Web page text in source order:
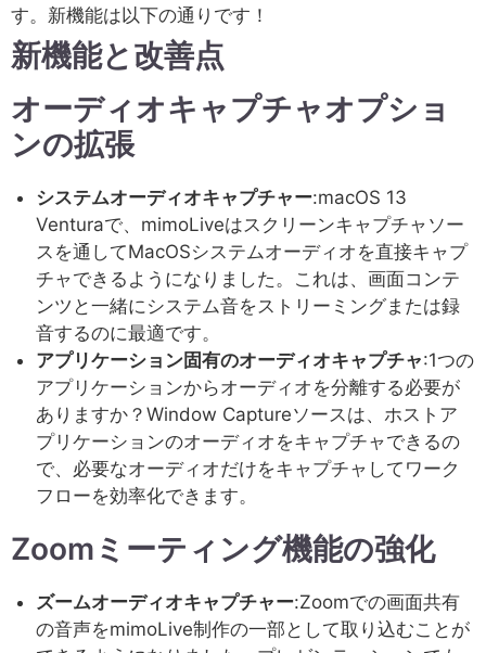
す。新機能は以下の通りです！
新機能と改善点
オーディオキャプチャオプショ
ンの拡張
システムオーディオキャプチャー:macOS 13
Venturaで、mimoLiveはスクリーンキャプチャソー
スを通してMacOSシステムオーディオを直接キャプ
チャできるようになりました。これは、画面コンテ
ンツと一緒にシステム音をストリーミングまたは録
音するのに最適です。
アプリケーション固有のオーディオキャプチャ:1つの
アプリケーションからオーディオを分離する必要が
ありますか？Window Captureソースは、ホストア
プリケーションのオーディオをキャプチャできるの
で、必要なオーディオだけをキャプチャしてワーク
フローを効率化できます。
Zoomミーティング機能の強化
ズームオーディオキャプチャー:Zoomでの画面共有
の音声をmimoLive制作の一部として取り込むことが